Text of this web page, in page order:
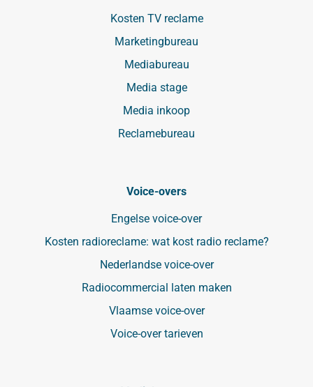
Kosten TV reclame
Marketingbureau
Mediabureau
Media stage
Media inkoop
Reclamebureau
Voice-overs
Engelse voice-over
Kosten radioreclame: wat kost radio reclame?
Nederlandse voice-over
Radiocommercial laten maken
Vlaamse voice-over
Voice-over tarieven